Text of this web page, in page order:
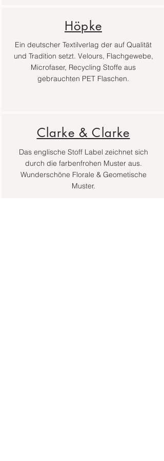
Höpke
Ein deutscher Textilverlag der auf Qualität
und Tradition setzt. Velours, Flachgewebe,
Microfaser, Recycling Stoffe aus
gebrauchten PET Flaschen.
Clarke & Clarke
Das englische Stoff Label zeichnet sich
durch die farbenfrohen Muster aus.
Wunderschöne Florale & Geometische
Muster.